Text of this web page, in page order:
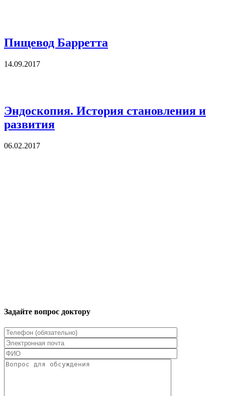
Пищевод Барретта
14.09.2017
Эндоскопия. История становления и
развития
06.02.2017
Задайте вопрос доктору